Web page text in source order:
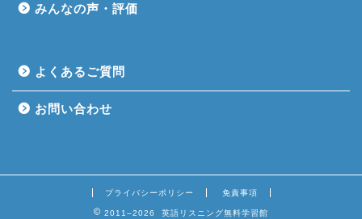
みんなの声・評価
よくあるご質問
お問い合わせ
プライバシーポリシー 免責事項
2011–2026 英語リスニング無料学習館